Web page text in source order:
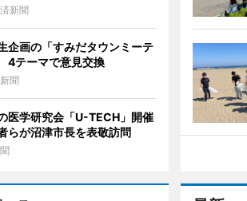
新聞
企画の「すみだタウンミーテ
4テーマで意見交換
聞
医学研究会「U-TECH」開催
が沼津市長を表敬訪問